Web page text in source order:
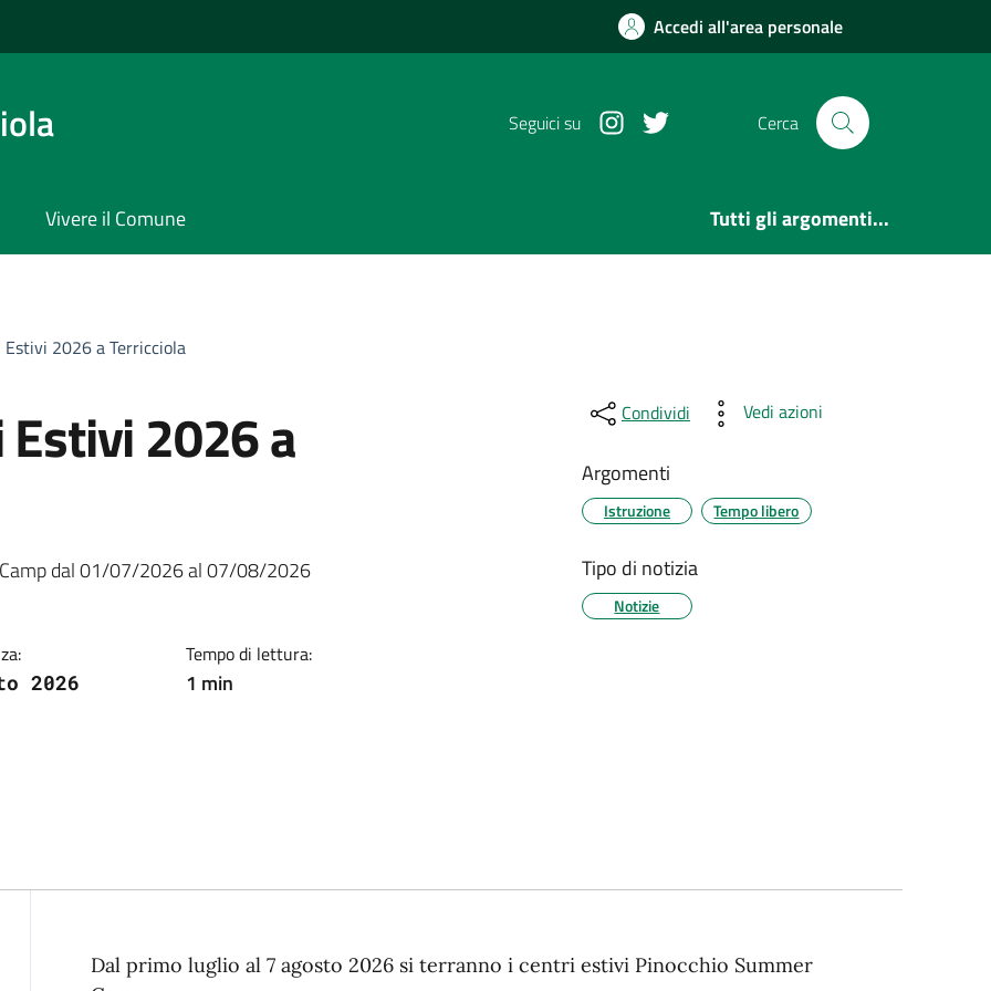
Accedi all'area personale
Seguici su InstagramTwitter Cerca
Vivere il Comune Tutti gli argomenti...
2026 a Terricciola
2026 a
dal 01/07/2026 al 07/08/2026
2026
Tempo di lettura:
1 min
Condividi Vedi azioni
Argomenti
Istruzione Tempo libero
Tipo di notizia
Notizie
Descrizione
Dal primo luglio al 7 agosto 2026 si terranno i centri estivi Pinocchio Summer